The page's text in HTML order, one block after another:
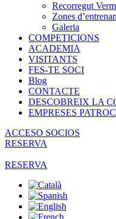
Recorregut
Zones
Galeria
COMPETICIONS
ACADEMIA
VISITANTS
FES-TE SOCI
Blog
CONTACTE
DESCOBREIX LA
EMPRESES
ACCESO SOCIOS
RESERVA
RESERVA